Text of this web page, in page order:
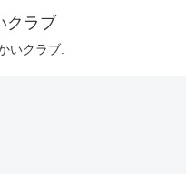
クラブ
いクラブ.